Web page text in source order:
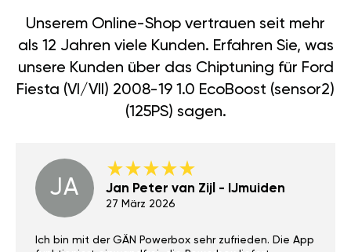
Unserem Online-Shop vertrauen seit mehr
als 12 Jahren viele Kunden. Erfahren Sie, was
unsere Kunden über das Chiptuning für Ford
Fiesta (VI/VII) 2008-19 1.0 EcoBoost (sensor2)
(125PS) sagen.
JA Jan Peter van Zijl - IJmuiden
27 März 2026
Ich bin mit der GÄN Powerbox sehr zufrieden. Die App